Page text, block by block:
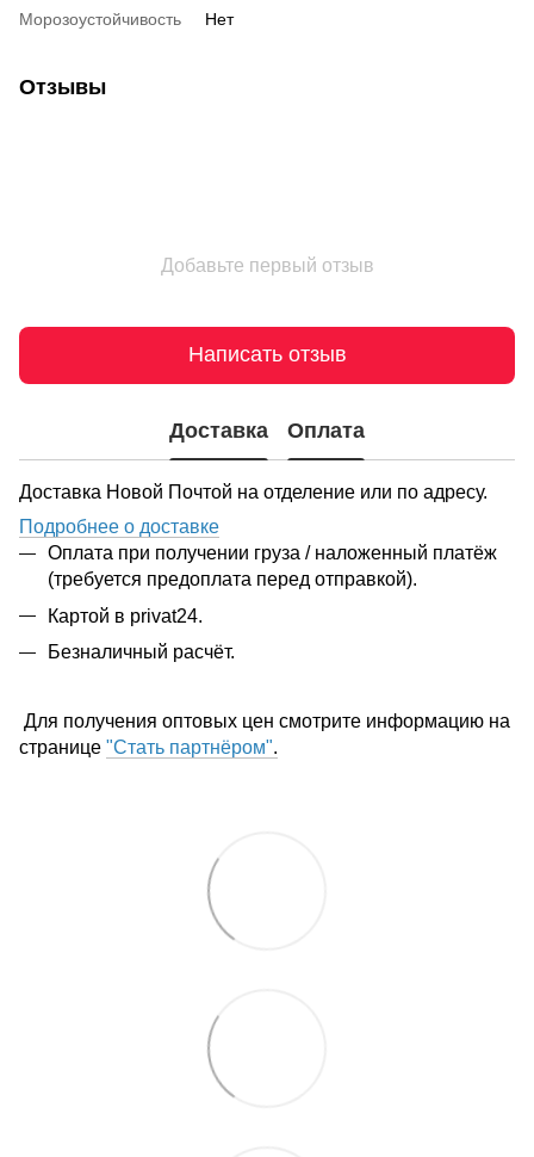
Морозоустойчивость
Нет
Отзывы
Добавьте первый отзыв
Написать отзыв
Доставка Оплата
Доставка Новой Почтой на отделение или по адресу.
Подробнее о доставке
Оплата при получении груза / наложенный платёж
(требуется предоплата перед отправкой).
Картой в privat24.
Безналичный расчёт.
Для получения оптовых цен смотрите информацию на
странице "Стать партнёром".